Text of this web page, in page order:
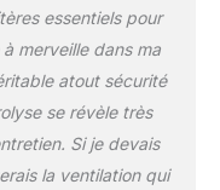
et facilement,
de
plus vite.
et profitez
sans
à notre
essentiels pour
merveille dans ma
atout sécurité
se révèle très
Si je devais
la ventilation qui